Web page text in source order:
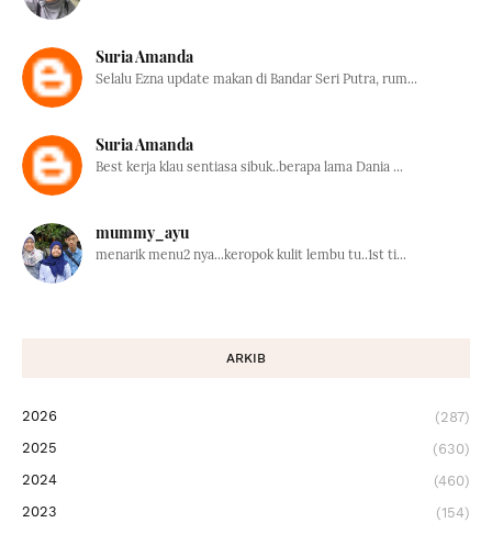
Suria Amanda
Selalu Ezna update makan di Bandar Seri Putra, rum...
Suria Amanda
Best kerja klau sentiasa sibuk..berapa lama Dania ...
mummy_ayu
menarik menu2 nya...keropok kulit lembu tu..1st ti...
ARKIB
2026
(287)
2025
(630)
2024
(460)
2023
(154)